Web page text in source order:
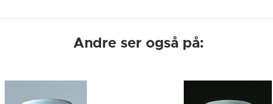
Andre ser også på: